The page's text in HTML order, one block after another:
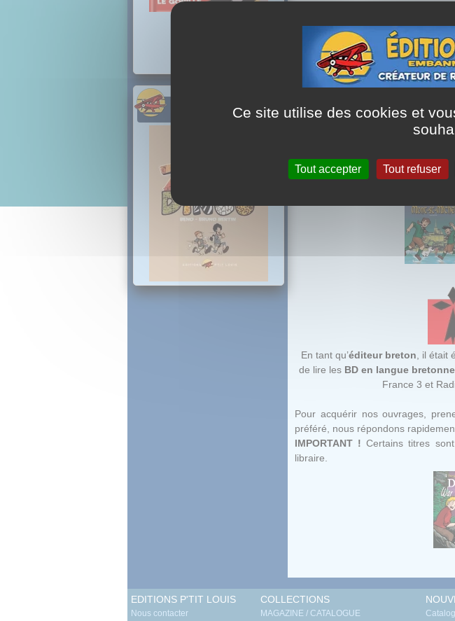
PROCHAINEMENT
En tant qu’éditeur breton , il
de lire les BD en langue bretonne
France 3 et
Pour acquérir nos ouvrages,
préféré, nous répondons
IMPORTANT ! Certains titres
libraire.
EDITIONS P'TIT LOUIS
Nous contacter
COLLECTIONS
MAGAZINE / CATALOGUE
Ce site utilise des cookies et
Tout accepter Tout refuser